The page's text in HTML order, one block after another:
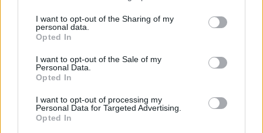
I want to opt-out of the Sharing of my
personal data.
Opted In
I want to opt-out of the Sale of my
Personal Data.
Opted In
I want to opt-out of processing my
Personal Data for Targeted Advertising.
Opted In
TheInternationalInstituteforStrategicStudies
του Λονδίνου, και υπήρξε επί σειρά ετών
διαπιστευμένος ανταποκριτής στο Λευκό Οίκο,
στο Στέητ Ντιπάρτμεντ και στο Αμερικανικό
Διαβάστε επίσης